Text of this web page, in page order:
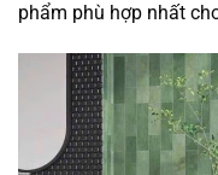
phẩm phù hợp nhất